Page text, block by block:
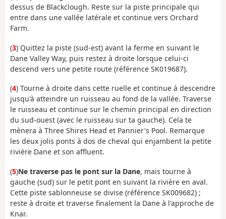
dessus de Blackclough. Reste sur la piste principale qui
entre dans une vallée latérale et continue vers Orchard
Farm.
(3) Quittez la piste (sud-est) avant la ferme en suivant le
Dane Valley Way, puis restez à droite lorsque celui-ci
descend vers une petite route (référence SK019687).
(4) Tourne à droite dans cette ruelle et continue à descendre
jusqu'à atteindre un ruisseau au fond de la vallée. Traverse
le ruisseau et continue sur le chemin principal en direction
du sud-ouest (avec le ruisseau sur ta gauche). Cela te
mènera à Three Shires Head et Pannier's Pool. Remarque
les deux jolis ponts à dos de cheval qui enjambent la petite
rivière Dane et son affluent.
(5)Ne traverse pas le pont sur la Dane, mais tourne à
gauche (sud) sur le petit pont en suivant la rivière en aval.
Cette piste sablonneuse se divise (référence SK009682) ;
reste à droite et traverse finalement la Dane à l'approche de
Knar.